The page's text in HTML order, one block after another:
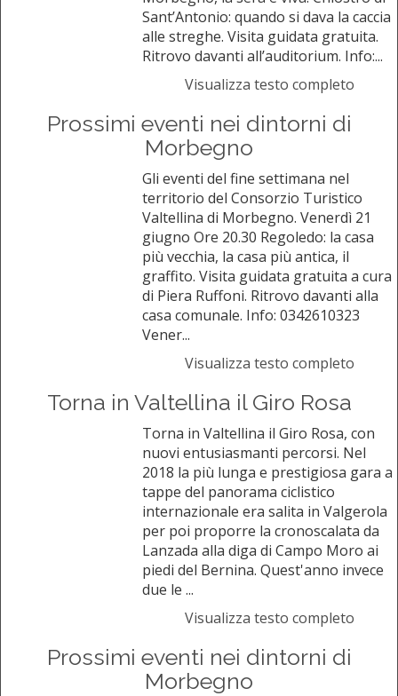
Sant’Antonio: quando si dava la caccia
alle streghe. Visita guidata gratuita.
Ritrovo davanti all’auditorium. Info:...
Visualizza testo completo
Prossimi eventi nei dintorni di
Morbegno
Gli eventi del fine settimana nel
territorio del Consorzio Turistico
Valtellina di Morbegno. Venerdì 21
giugno Ore 20.30 Regoledo: la casa
più vecchia, la casa più antica, il
graffito. Visita guidata gratuita a cura
di Piera Ruffoni. Ritrovo davanti alla
casa comunale. Info: 0342610323
Vener...
Visualizza testo completo
Torna in Valtellina il Giro Rosa
Torna in Valtellina il Giro Rosa, con
nuovi entusiasmanti percorsi. Nel
2018 la più lunga e prestigiosa gara a
tappe del panorama ciclistico
internazionale era salita in Valgerola
per poi proporre la cronoscalata da
Lanzada alla diga di Campo Moro ai
piedi del Bernina. Quest'anno invece
due le ...
Visualizza testo completo
Prossimi eventi nei dintorni di
Morbegno